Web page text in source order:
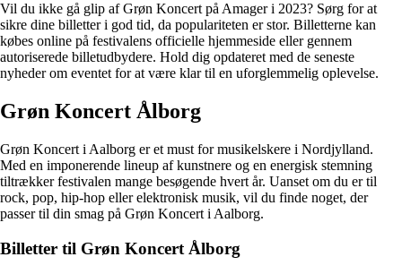
Vil du ikke gå glip af Grøn Koncert på Amager i 2023? Sørg for at
sikre dine billetter i god tid, da populariteten er stor. Billetterne kan
købes online på festivalens officielle hjemmeside eller gennem
autoriserede billetudbydere. Hold dig opdateret med de seneste
nyheder om eventet for at være klar til en uforglemmelig oplevelse.
Grøn Koncert Ålborg
Grøn Koncert i Aalborg er et must for musikelskere i Nordjylland.
Med en imponerende lineup af kunstnere og en energisk stemning
tiltrækker festivalen mange besøgende hvert år. Uanset om du er til
rock, pop, hip-hop eller elektronisk musik, vil du finde noget, der
passer til din smag på Grøn Koncert i Aalborg.
Billetter til Grøn Koncert Ålborg